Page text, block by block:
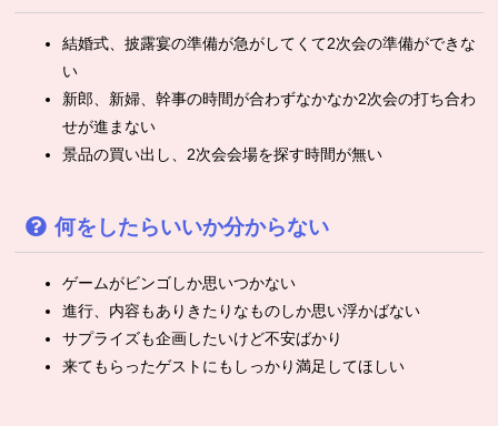
結婚式、披露宴の準備が急がしてくて2次会の準備ができな
い
新郎、新婦、幹事の時間が合わずなかなか2次会の打ち合わ
せが進まない
景品の買い出し、2次会会場を探す時間が無い
何をしたらいいか分からない
ゲームがビンゴしか思いつかない
進行、内容もありきたりなものしか思い浮かばない
サプライズも企画したいけど不安ばかり
来てもらったゲストにもしっかり満足してほしい